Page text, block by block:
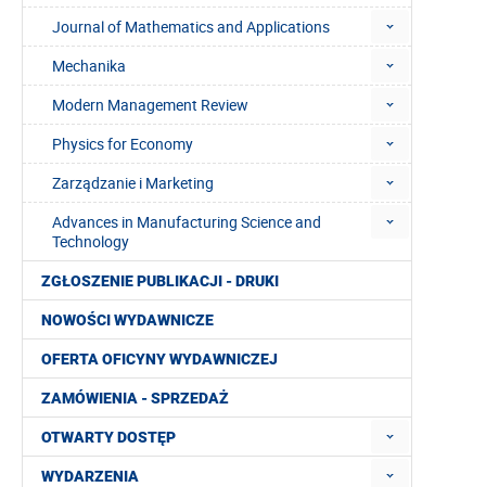
Journal of Mathematics and Applications
Mechanika
Modern Management Review
Physics for Economy
Zarządzanie i Marketing
Advances in Manufacturing Science and
Technology
ZGŁOSZENIE PUBLIKACJI - DRUKI
NOWOŚCI WYDAWNICZE
OFERTA OFICYNY WYDAWNICZEJ
ZAMÓWIENIA - SPRZEDAŻ
OTWARTY DOSTĘP
WYDARZENIA